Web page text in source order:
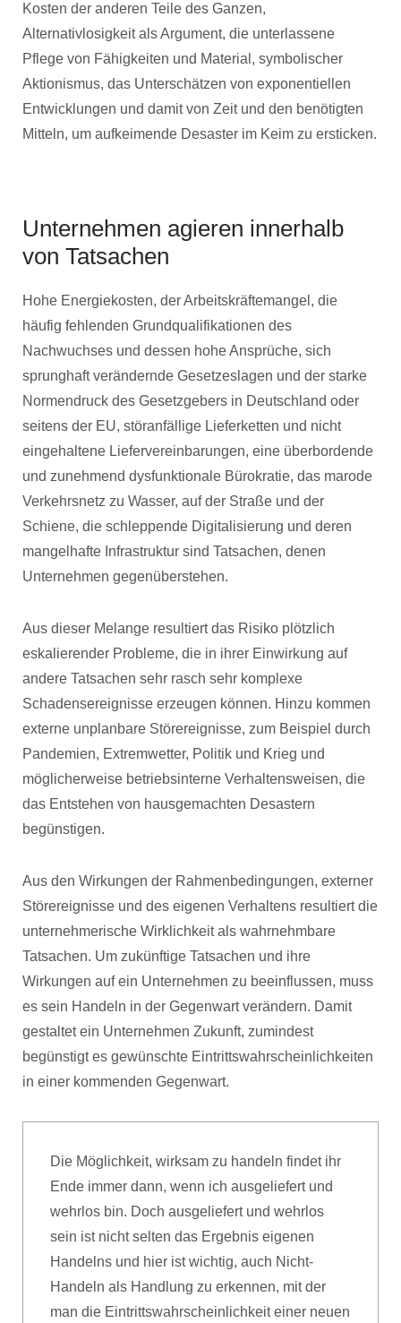
Kosten der anderen Teile des Ganzen,
Alternativlosigkeit als Argument, die unterlassene
Pflege von Fähigkeiten und Material, symbolischer
Aktionismus, das Unterschätzen von exponentiellen
Entwicklungen und damit von Zeit und den benötigten
Mitteln, um aufkeimende Desaster im Keim zu ersticken.
Unternehmen agieren innerhalb
von Tatsachen
Hohe Energiekosten, der Arbeitskräftemangel, die
häufig fehlenden Grundqualifikationen des
Nachwuchses und dessen hohe Ansprüche, sich
sprunghaft verändernde Gesetzeslagen und der starke
Normendruck des Gesetzgebers in Deutschland oder
seitens der EU, störanfällige Lieferketten und nicht
eingehaltene Liefervereinbarungen, eine überbordende
und zunehmend dysfunktionale Bürokratie, das marode
Verkehrsnetz zu Wasser, auf der Straße und der
Schiene, die schleppende Digitalisierung und deren
mangelhafte Infrastruktur sind Tatsachen, denen
Unternehmen gegenüberstehen.
Aus dieser Melange resultiert das Risiko plötzlich
eskalierender Probleme, die in ihrer Einwirkung auf
andere Tatsachen sehr rasch sehr komplexe
Schadensereignisse erzeugen können. Hinzu kommen
externe unplanbare Störereignisse, zum Beispiel durch
Pandemien, Extremwetter, Politik und Krieg und
möglicherweise betriebsinterne Verhaltensweisen, die
das Entstehen von hausgemachten Desastern
begünstigen.
Aus den Wirkungen der Rahmenbedingungen, externer
Störereignisse und des eigenen Verhaltens resultiert die
unternehmerische Wirklichkeit als wahrnehmbare
Tatsachen. Um zukünftige Tatsachen und ihre
Wirkungen auf ein Unternehmen zu beeinflussen, muss
es sein Handeln in der Gegenwart verändern. Damit
gestaltet ein Unternehmen Zukunft, zumindest
begünstigt es gewünschte Eintrittswahrscheinlichkeiten
in einer kommenden Gegenwart.
Die Möglichkeit, wirksam zu handeln findet ihr
Ende immer dann, wenn ich ausgeliefert und
wehrlos bin. Doch ausgeliefert und wehrlos
sein ist nicht selten das Ergebnis eigenen
Handelns und hier ist wichtig, auch Nicht-
Handeln als Handlung zu erkennen, mit der
man die Eintrittswahrscheinlichkeit einer neuen